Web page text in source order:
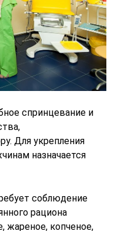
спринцевание и
Для укрепления
назначается
соблюдение
рациона
жареное, копченое,